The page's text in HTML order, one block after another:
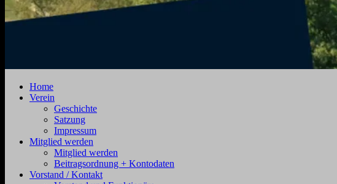
Zehdenick
Jahnstraße
Zehdenick
Home
Verein
Geschichte
Satzung
Impressum
Mitglied werden
Mitglied werden
Beitragsordnung + Kontodaten
Vorstand / Kontakt